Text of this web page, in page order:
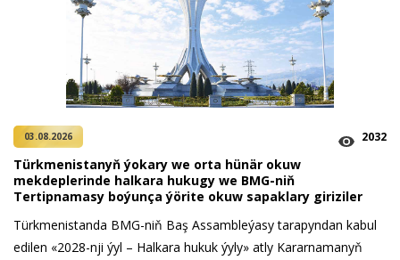
03.08.2026 2032
Türkmenistanyň ýokary we orta hünär okuw
mekdeplerinde halkara hukugy we BMG-niň
Tertipnamasy boýunça ýörite okuw sapaklary giriziler
Türkmenistanda BMG-niň Baş Assambleýasy tarapyndan kabul
edilen «2028-nji ýyl – Halkara hukuk ýyly» atly Kararnamanyň